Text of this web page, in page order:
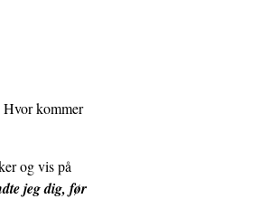
Hvor kommer
og vis på
jeg dig, før